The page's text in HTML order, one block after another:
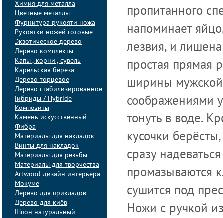
Химия для металла
Цветные металлы
Фурнитура рукояти ножа
Рукоятки ножей готовые
Экзотическое дерево
Дерево комплекты
Капы , корни , сувель
Карельская берёза
Дерево торцевое
Дерево стабилизированное
Гибриды / Hybride
Композиты
Камень искусственный
Фибра
Материалы для накладок
Винты для накладок
Материалы для резьбы
Материалы для творчества
Artwood дизайн интерьера
Мокуме
Дерево для прикладов
Дерево для киёв
Шпон натуральный
пропитанного
напоминает
лезвия, и
простая прямая
ширины мужской
соображениями
тонуть в воде.
кусочки
сразу
промазываются
сушится под
Ножи с ручкой